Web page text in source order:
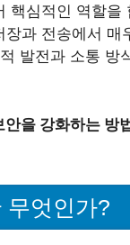
핵심적인 역할을
장과 전송에서 매
발전과 소통 방
안을 강화하는 방
무엇인가?